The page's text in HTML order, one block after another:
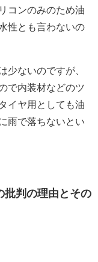
コンのみのため油
性とも言わないの
少ないのですが、
で内装材などのツ
イヤ用としても油
雨で落ちないとい
批判の理由とその